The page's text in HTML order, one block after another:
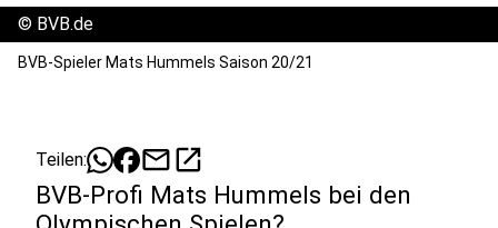
© BVB.de
BVB-Spieler Mats Hummels Saison 20/21
Teilen: mailopen_in_new
BVB-Profi Mats Hummels bei den